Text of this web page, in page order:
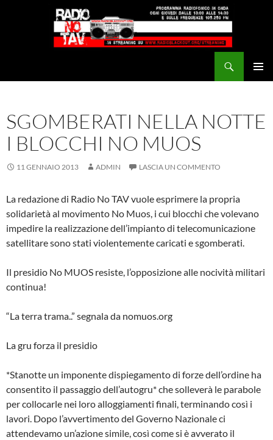
SGOMBERATI NELLA NOTTE
I BLOCCHI NO MUOS
11 GENNAIO 2013 ADMIN LASCIA UN COMMENTO
La redazione di Radio No TAV vuole esprimere la propria
solidarietà al movimento No Muos, i cui blocchi che volevano
impedire la realizzazione dell’impianto di telecomunicazione
satellitare sono stati violentemente caricati e sgomberati.
Il presidio No MUOS resiste, l’opposizione alle nocività militari
continua!
“La terra trama..” segnala da nomuos.org
La gru forza il presidio
*Stanotte un imponente dispiegamento di forze dell’ordine ha
consentito il passaggio dell’autogru* che solleverà le parabole
per collocarle nei loro alloggiamenti finali, terminando così i
lavori. Dopo l’avvertimento del Governo Nazionale ci
attendevamo un’azione simile, così come si è avverato il